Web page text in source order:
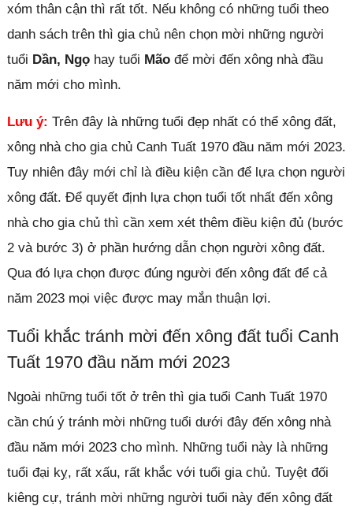
xóm thân cận thì rất tốt. Nếu không có những tuổi theo
danh sách trên thì gia chủ nên chọn mời những người
tuổi Dần, Ngọhay tuổi Mãođể mời đến xông nhà đầu
năm mới cho mình.
Lưu ý: Trên đây là những tuổi đẹp nhất có thể xông đất,
xông nhà cho gia chủ Canh Tuất 1970 đầu năm mới 2023.
Tuy nhiên đây mới chỉ là điều kiện cần để lựa chọn người
xông đất. Để quyết định lựa chọn tuổi tốt nhất đến xông
nhà cho gia chủ thì cần xem xét thêm điều kiện đủ (bước
2 và bước 3) ở phần hướng dẫn chọn người xông đất.
Qua đó lựa chọn được đúng người đến xông đất để cả
năm 2023 mọi việc được may mắn thuận lợi.
Tuổi khắc tránh mời đến xông đất tuổi Canh
Tuất 1970 đầu năm mới 2023
Ngoài những tuổi tốt ở trên thì gia tuổi Canh Tuất 1970
cần chú ý tránh mời những tuổi dưới đây đến xông nhà
đầu năm mới 2023 cho mình. Những tuổi này là những
tuổi đại kỵ, rất xấu, rất khắc với tuổi gia chủ. Tuyệt đối
kiêng cự, tránh mời những người tuổi này đến xông đất